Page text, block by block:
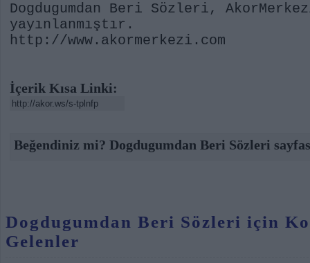
Dogdugumdan Beri Sözleri,
yayınlanmıştır.
http://www.akormerkezi.com
İçerik Kısa Linki:
Beğendiniz mi? Dogdugumdan Beri Sözleri
Dogdugumdan Beri Sözleri için
Gelenler